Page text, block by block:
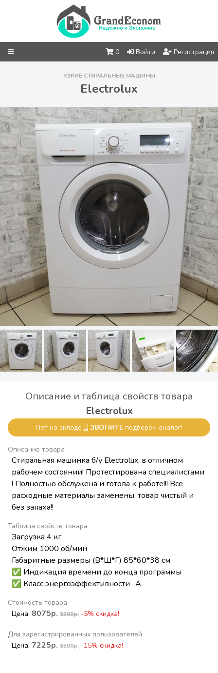
0 Войти Регистрация
УЗКИЕ СТИРАЛЬНЫЕ МАШИНЫ
Electrolux
Описание и таблица свойств товара
Electrolux
Нет на складе ЗВОНИТЕ подберем аналог!
Описание товара
Стиральная машинка б/у Electrolux, в отличном
рабочем состоянии! Протестирована специалистами
! Полностью обслужена и готова к работе!!! Все
расходные материалы заменены, товар чистый и
без запаха!!
Таблица свойств товара
Загрузка 4 кг
Отжим 1000 об/мин
Габаритные размеры (В*Ш*Г) 85*60*38 см
✅ Индикация времени до конца программы
✅ Класс энергоэффективности -А
Стоимость товара
Цена: 8075р. 8500р. -5% скидка!
Для зарегистрированных пользователей
Цена: 7225р. 8500р. -15% скидка!